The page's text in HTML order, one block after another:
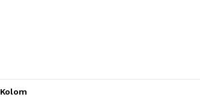
Kolom